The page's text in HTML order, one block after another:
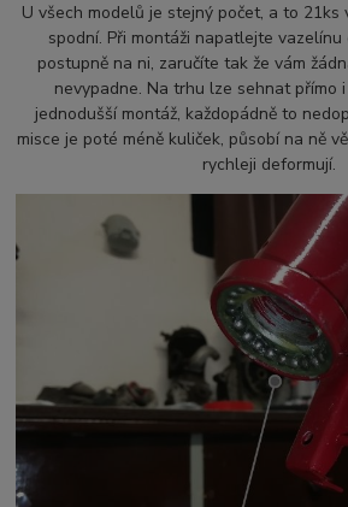
U všech modelů je stejný počet, a to 21ks
spodní. Při montáži napatlejte
postupně na ni, zaručíte tak že vám
nevypadne. Na trhu lze sehnat přímo
jednodušší montáž, každopádně to
misce je poté méně kuliček, působí na ně
rychleji deformují.